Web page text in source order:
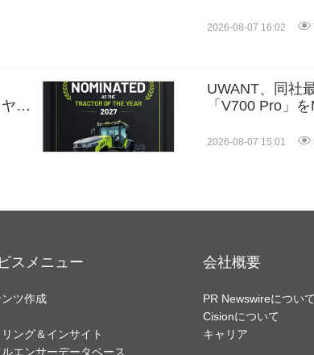
2026-08-07 16:02
ー
UWANT、同社
「V700 Pro」
2026-08-07 15:01
スメニュー
ツ作成
ング＆インサイト
エンサーデータベース
会社概要
PR Newswireについて
Cisionについて
キャリア